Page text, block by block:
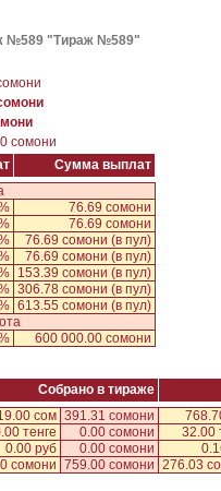
№589 "Тираж №589"
сомони
Сумма выплат
76.69 сомони
76.69 сомони
76.69 сомони (в пул)
76.69 сомони (в пул)
153.39 сомони (в пул)
306.78 сомони (в пул)
613.55 сомони (в пул)
600 000.00 сомони
Собрано в тираже
сом 391.31 сомони
тенге 0.00 сомони
32.00
0.00 руб 0.00 сомони
сомони 759.00 сомони 276.03